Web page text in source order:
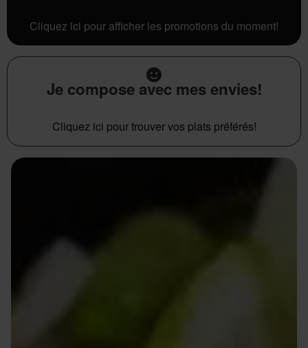
Cliquez ici pour afficher les promotions du moment!
Je compose avec mes envies!
Cliquez ici pour trouver vos plats préférés!